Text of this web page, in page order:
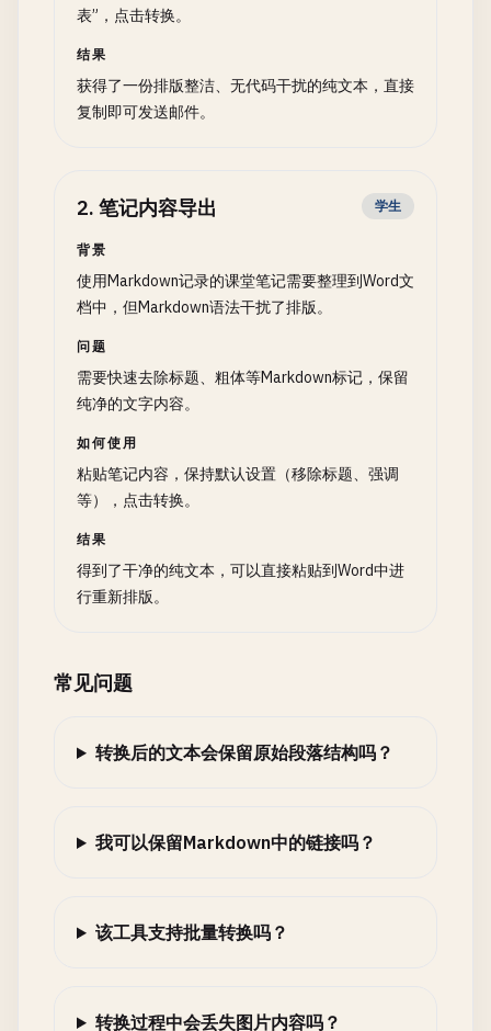
表”，点击转换。
结果
获得了一份排版整洁、无代码干扰的纯文本，直接
复制即可发送邮件。
2. 笔记内容导出 学生
背景
使用Markdown记录的课堂笔记需要整理到Word文
档中，但Markdown语法干扰了排版。
问题
需要快速去除标题、粗体等Markdown标记，保留
纯净的文字内容。
如何使用
粘贴笔记内容，保持默认设置（移除标题、强调
等），点击转换。
结果
得到了干净的纯文本，可以直接粘贴到Word中进
行重新排版。
常见问题
转换后的文本会保留原始段落结构吗？
我可以保留Markdown中的链接吗？
该工具支持批量转换吗？
转换过程中会丢失图片内容吗？